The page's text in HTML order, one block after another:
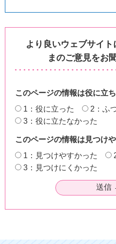
より良いウェブサイ
まのご意見をお
このページの情報は役に立
1：役に立った
2：ふ
3：役に立たなかった
このページの情報は見つけ
1：見つけやすかった
3：見つけにくかった